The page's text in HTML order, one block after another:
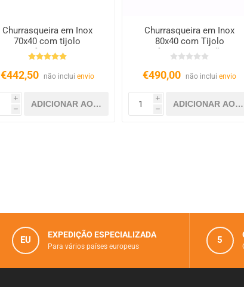
Churrasqueira em Inox
70x40 com tijolo
refractario
€442,50 não inclui envio
i
h
Churrasqueira em Inox
80x40 com Tijolo
Refratário – Carvão e
Lenha
€490,00 não incluienvio
i
h
EU EXPEDIÇÃO ESPECIALIZADA
Para vários paí­ses europeus
5